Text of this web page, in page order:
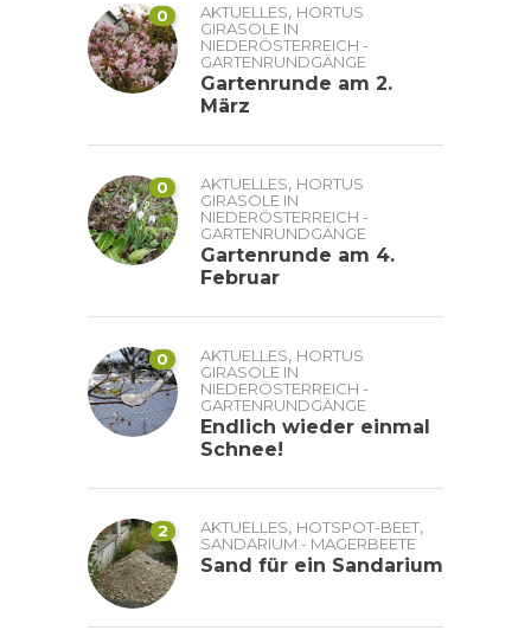
0 AKTUELLES, HORTUS
GIRASOLE IN
NIEDERÖSTERREICH -
GARTENRUNDGÄNGE
Gartenrunde am 2.
März
0 AKTUELLES, HORTUS
GIRASOLE IN
NIEDERÖSTERREICH -
GARTENRUNDGÄNGE
Gartenrunde am 4.
Februar
0 AKTUELLES, HORTUS
GIRASOLE IN
NIEDERÖSTERREICH -
GARTENRUNDGÄNGE
Endlich wieder einmal
Schnee!
2 AKTUELLES, HOTSPOT-BEET,
SANDARIUM - MAGERBEETE
Sand für ein Sandarium